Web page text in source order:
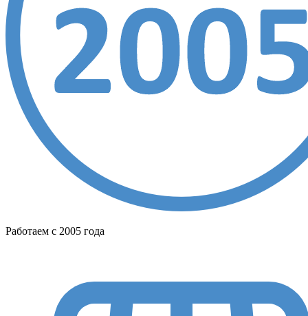
Работаем с 2005 года